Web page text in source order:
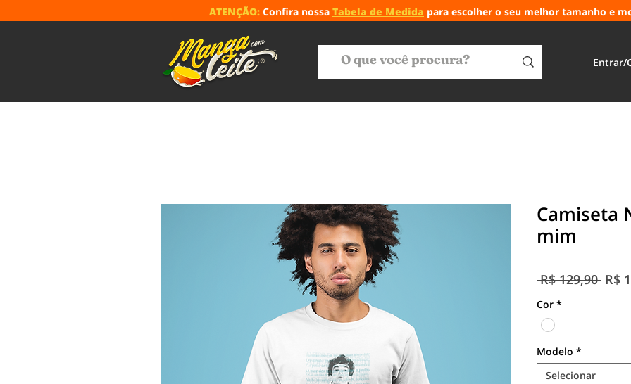
ATENÇÃO: Confira nossa Tabela de Medida para escolher o seu melhor tamanho e
Entrar/
Camiseta
mim
R$ 129,90 R$
Cor *
Modelo *
Selecionar